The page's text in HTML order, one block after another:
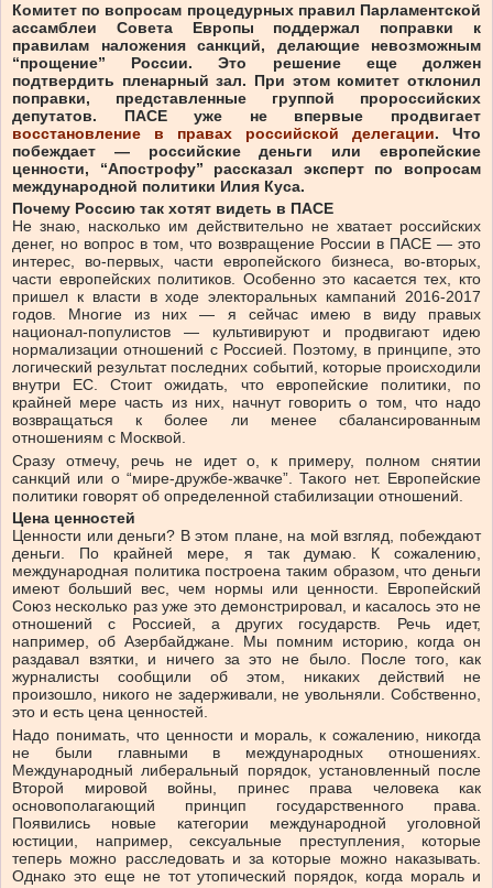
Комитет по вопросам процедурных правил Парламентской
ассамблеи Совета Европы поддержал поправки к
правилам наложения санкций, делающие невозможным
“прощение” России. Это решение еще должен
подтвердить пленарный зал. При этом комитет отклонил
поправки, представленные группой пророссийских
депутатов. ПАСЕ уже не впервые продвигает
восстановление в правах российской делегации. Что
побеждает — российские деньги или европейские
ценности, “Апострофу” рассказал эксперт по вопросам
международной политики Илия Куса.
Почему Россию так хотят видеть в ПАСЕ
Не знаю, насколько им действительно не хватает российских
денег, но вопрос в том, что возвращение России в ПАСЕ — это
интерес, во-первых, части европейского бизнеса, во-вторых,
части европейских политиков. Особенно это касается тех, кто
пришел к власти в ходе электоральных кампаний 2016-2017
годов. Многие из них — я сейчас имею в виду правых
национал-популистов — культивируют и продвигают идею
нормализации отношений с Россией. Поэтому, в принципе, это
логический результат последних событий, которые происходили
внутри ЕС. Стоит ожидать, что европейские политики, по
крайней мере часть из них, начнут говорить о том, что надо
возвращаться к более ли менее сбалансированным
отношениям с Москвой.
Сразу отмечу, речь не идет о, к примеру, полном снятии
санкций или о “мире-дружбе-жвачке”. Такого нет. Европейские
политики говорят об определенной стабилизации отношений.
Цена ценностей
Ценности или деньги? В этом плане, на мой взгляд, побеждают
деньги. По крайней мере, я так думаю. К сожалению,
международная политика построена таким образом, что деньги
имеют больший вес, чем нормы или ценности. Европейский
Союз несколько раз уже это демонстрировал, и касалось это не
отношений с Россией, а других государств. Речь идет,
например, об Азербайджане. Мы помним историю, когда он
раздавал взятки, и ничего за это не было. После того, как
журналисты сообщили об этом, никаких действий не
произошло, никого не задерживали, не увольняли. Собственно,
это и есть цена ценностей.
Надо понимать, что ценности и мораль, к сожалению, никогда
не были главными в международных отношениях.
Международный либеральный порядок, установленный после
Второй мировой войны, принес права человека как
основополагающий принцип государственного права.
Появились новые категории международной уголовной
юстиции, например, сексуальные преступления, которые
теперь можно расследовать и за которые можно наказывать.
Однако это еще не тот утопический порядок, когда мораль и